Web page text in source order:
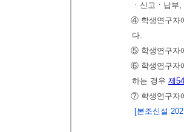
ㆍ신고ㆍ납
④ 학생연구자
다.
⑤ 학생연구자
⑥ 학생연구자
하는 경우 제
⑦ 학생연구자
[본조신설